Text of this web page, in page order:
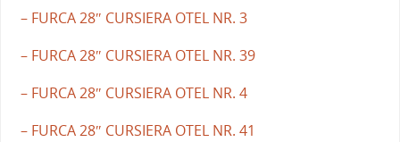
– FURCA 28″ CURSIERA OTEL NR. 3
– FURCA 28″ CURSIERA OTEL NR. 39
– FURCA 28″ CURSIERA OTEL NR. 4
– FURCA 28″ CURSIERA OTEL NR. 41